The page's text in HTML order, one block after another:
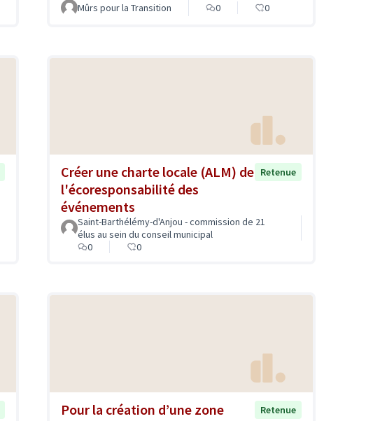
Mûrs pour la Transition 0 0
Créer une charte locale (ALM) de
l'écoresponsabilité des
événements
Retenue
Saint-Barthélémy-d'Anjou - commission de 21
élus au sein du conseil municipal
0
0
Pour la création d’une zone
Retenue